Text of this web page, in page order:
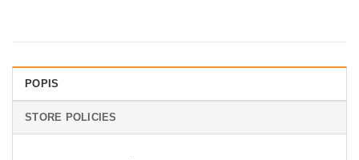
POPIS
STORE POLICIES